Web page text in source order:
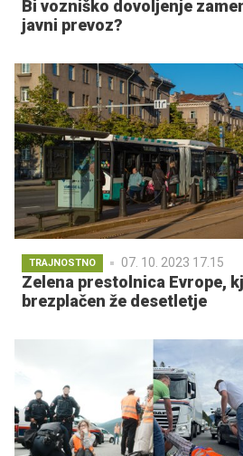
Bi vozniško dovoljenje
javni prevoz?
TRAJNOSTNO 07. 10. 2023 17.15
Zelena prestolnica Evrope,
brezplačen že desetletje